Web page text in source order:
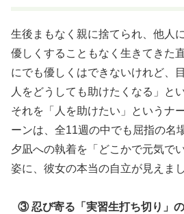
生後まもなく親に捨てられ、他人
優しくすることもなく生きてきた
にでも優しくはできないけれど、
人をどうしても助けたくなる」と
それを「人を助けたい」というナ
ーンは、全11週の中でも屈指の名
夕凪への執着を「どこかで元気で
姿に、彼女の本当の自立が見えま
③ 忍び寄る「実習生打ち切り」